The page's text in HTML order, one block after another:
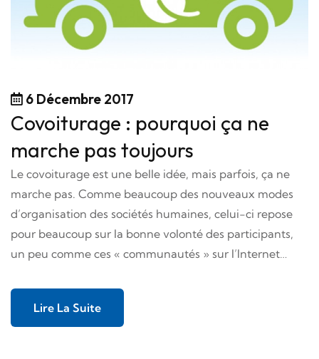
6 Décembre 2017
Covoiturage : pourquoi ça ne
marche pas toujours
Le covoiturage est une belle idée, mais parfois, ça ne
marche pas. Comme beaucoup des nouveaux modes
d’organisation des sociétés humaines, celui-ci repose
pour beaucoup sur la bonne volonté des participants,
un peu comme ces « communautés » sur l’Internet…
Lire La Suite